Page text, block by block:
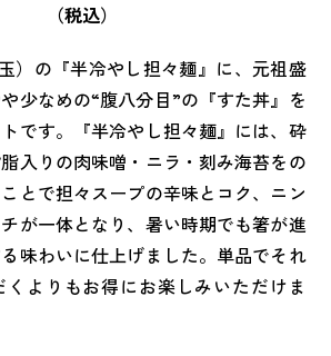
（税込）
）の『半冷やし担々麺』に、元祖盛
少なめの“腹八分目”の『すた丼』を
です。『半冷やし担々麺』には、砕
入りの肉味噌・ニラ・刻み海苔をの
とで担々スープの辛味とコク、ニン
が一体となり、暑い時期でも箸が進
味わいに仕上げました。単品でそれ
よりもお得にお楽しみいただけま